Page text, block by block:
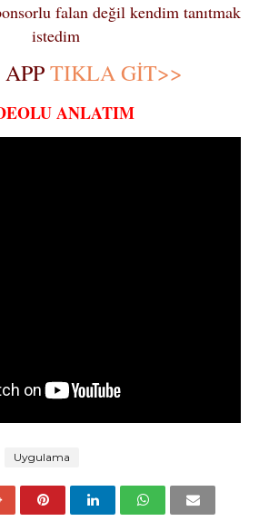
falan değil kendim tanıtmak
istedim
TIKLA GİT>>
ANLATIM
Uygulama